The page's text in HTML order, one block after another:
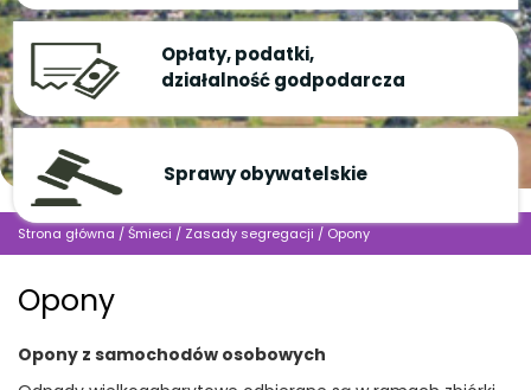
Opłaty, podatki,
działalność godpodarcza
Sprawy obywatelskie
Strona główna /Śmieci / Zasady segregacji / Opony
Opony
Opony z samochodów osobowych